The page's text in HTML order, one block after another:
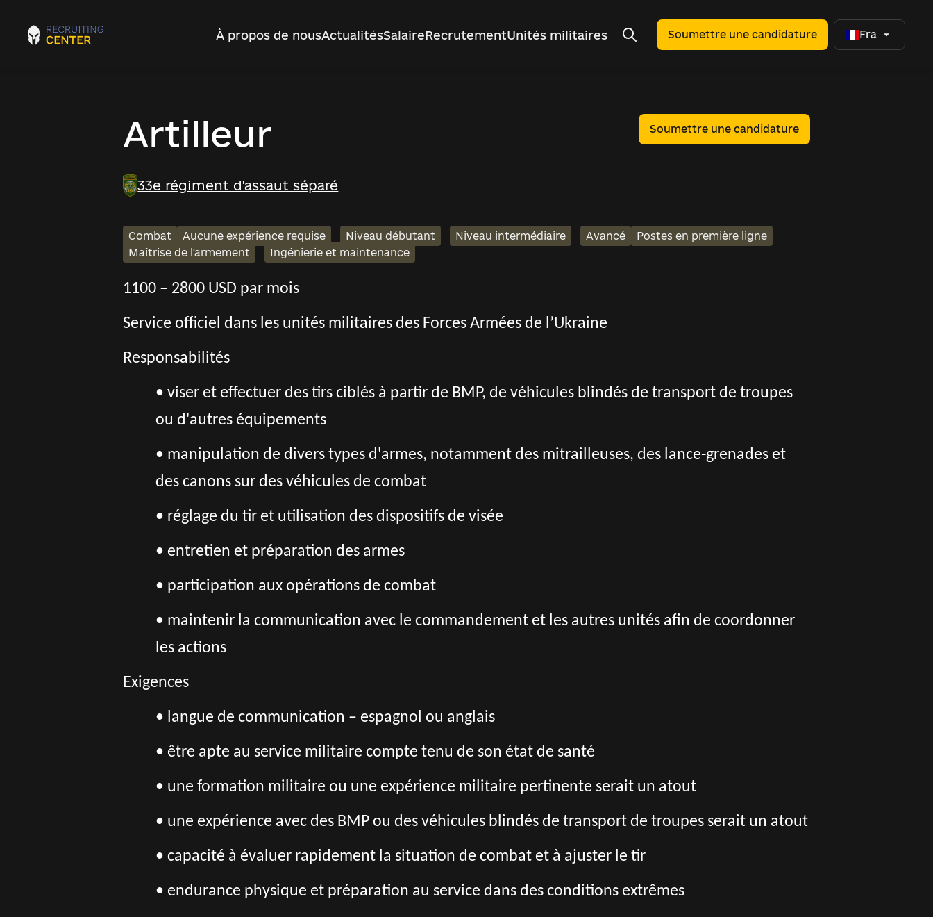
À propos de nousActualitésSalaireRecrutementUnités militaires Soumettre une candidature Fra
Artilleur Soumettre une candidature
33e régiment d'assaut séparé
Combat Aucune expérience requise Niveau débutant Niveau intermédiaire Avancé
Postes en première ligne
Maîtrise de l'armement
Ingénierie et maintenance
1100 – 2800 USD par mois
Service officiel dans les unités militaires des Forces Armées de l’Ukraine
Responsabilités
• viser et effectuer des tirs ciblés à partir de BMP, de véhicules blindés de transport de troupes
ou d'autres équipements
• manipulation de divers types d'armes, notamment des mitrailleuses, des lance-grenades et
des canons sur des véhicules de combat
• réglage du tir et utilisation des dispositifs de visée
• entretien et préparation des armes
• participation aux opérations de combat
• maintenir la communication avec le commandement et les autres unités afin de coordonner
les actions
Exigences
• langue de communication – espagnol ou anglais
• être apte au service militaire compte tenu de son état de santé
• une formation militaire ou une expérience militaire pertinente serait un atout
• une expérience avec des BMP ou des véhicules blindés de transport de troupes serait un atout
• capacité à évaluer rapidement la situation de combat et à ajuster le tir
• endurance physique et préparation au service dans des conditions extrêmes